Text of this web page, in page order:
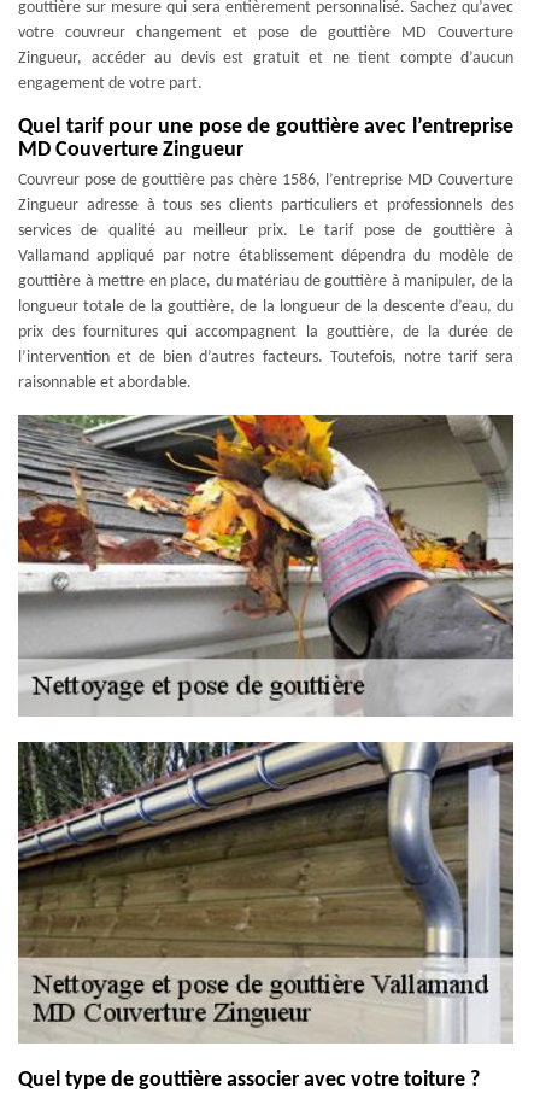
gouttière sur mesure qui sera entièrement personnalisé. Sachez qu’avec
votre couvreur changement et pose de gouttière MD Couverture
Zingueur, accéder au devis est gratuit et ne tient compte d’aucun
engagement de votre part.
Quel tarif pour une pose de gouttière avec l’entreprise
MD Couverture Zingueur
Couvreur pose de gouttière pas chère 1586, l’entreprise MD Couverture
Zingueur adresse à tous ses clients particuliers et professionnels des
services de qualité au meilleur prix. Le tarif pose de gouttière à
Vallamand appliqué par notre établissement dépendra du modèle de
gouttière à mettre en place, du matériau de gouttière à manipuler, de la
longueur totale de la gouttière, de la longueur de la descente d’eau, du
prix des fournitures qui accompagnent la gouttière, de la durée de
l’intervention et de bien d’autres facteurs. Toutefois, notre tarif sera
raisonnable et abordable.
Quel type de gouttière associer avec votre toiture ?